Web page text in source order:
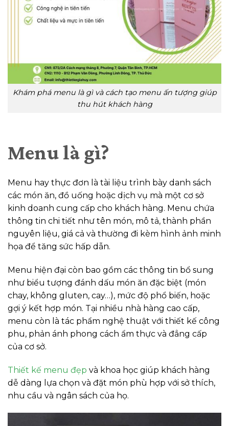
Khám phá menu là gì và cách tạo menu ấn tượng giúp
thu hút khách hàng
Menu là gì?
Menu hay thực đơn là tài liệu trình bày danh sách
các món ăn, đồ uống hoặc dịch vụ mà một cơ sở
kinh doanh cung cấp cho khách hàng. Menu chứa
thông tin chi tiết như tên món, mô tả, thành phần
nguyên liệu, giá cả và thường đi kèm hình ảnh minh
họa để tăng sức hấp dẫn.
Menu hiện đại còn bao gồm các thông tin bổ sung
như biểu tượng đánh dấu món ăn đặc biệt (món
chay, không gluten, cay…), mức độ phổ biến, hoặc
gợi ý kết hợp món. Tại nhiều nhà hàng cao cấp,
menu còn là tác phẩm nghệ thuật với thiết kế công
phu, phản ánh phong cách ẩm thực và đẳng cấp
của cơ sở.
Thiết kế menu đẹp và khoa học giúp khách hàng
dễ dàng lựa chọn và đặt món phù hợp với sở thích,
nhu cầu và ngân sách của họ.